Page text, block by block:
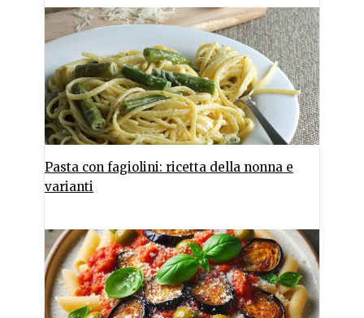
Pasta con fagiolini: ricetta della nonna e
varianti